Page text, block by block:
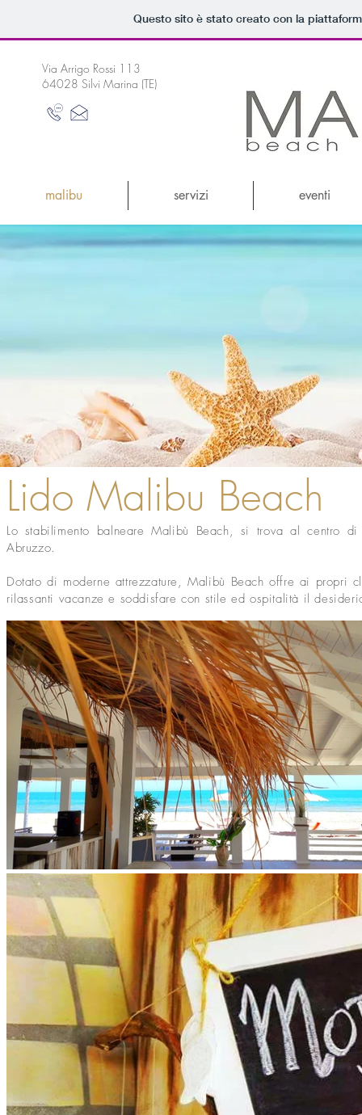
Questo sito è stato creato con la
malibu servizi eventi
Via Arrigo Rossi 113
64028 Silvi Marina (TE)
Lido Malibu Beach
Lo stabilimento balneare Malibù Beach, si trova al centro
Abruzzo.
Dotato di moderne attrezzature, Malibù Beach offre ai propri
rilassanti vacanze e soddisfare con stile ed ospitalità il